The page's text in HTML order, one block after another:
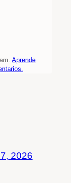
Aprende
2026